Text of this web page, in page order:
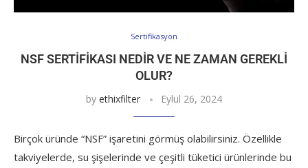
Sertifikasyon
NSF SERTIFIKASI NEDIR VE NE ZAMAN GEREKLI
OLUR?
by ethixfilter Eylül 26, 2024
Birçok üründe “NSF” işaretini görmüş olabilirsiniz. Özellikle
takviyelerde, su şişelerinde ve çeşitli tüketici ürünlerinde bu